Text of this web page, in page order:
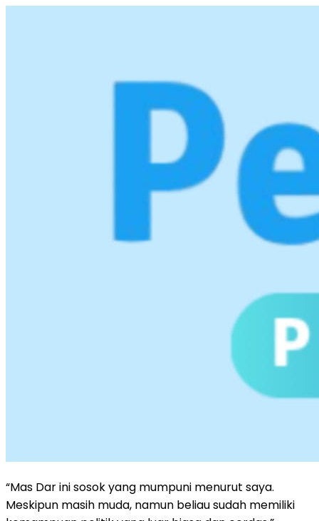
“Mas Dar ini sosok yang mumpuni menurut saya.
Meskipun masih muda, namun beliau sudah memiliki